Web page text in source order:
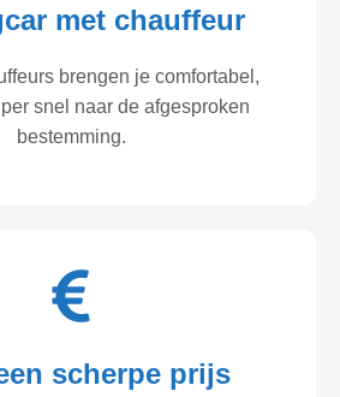
met chauffeur
brengen je comfortabel,
snel naar de afgesproken
bestemming.
scherpe prijs